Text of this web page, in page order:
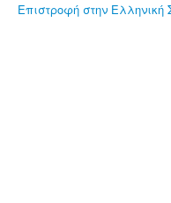
Επιστροφή στην Ελληνική